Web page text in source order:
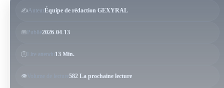
✍️AuteurÉquipe de rédaction GEXYRAL
📅 Publié2026-04-13
🕒 Lire attendu13 Min.
👁️ Volume de lecture 582 La prochaine lecture